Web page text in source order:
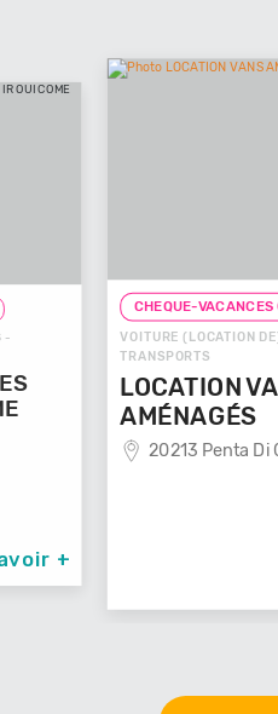
-
+
CHEQUE-VACANCES
VOITURE (LOCATION
TRANSPORTS
LOCATION
AMÉNAGÉS
20213 Penta Di